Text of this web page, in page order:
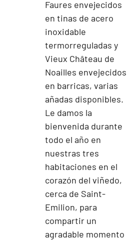
Faures envejecidos
en tinas de acero
inoxidable
termorreguladas y
Vieux Château de
Noailles envejecidos
en barricas, varias
añadas disponibles.
Le damos la
bienvenida durante
todo el año en
nuestras tres
habitaciones en el
corazón del viñedo,
cerca de Saint-
Emilion, para
compartir un
agradable momento